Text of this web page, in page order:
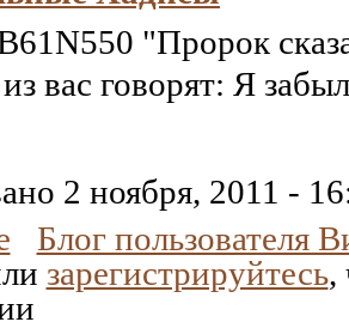
"Пророк
вас говорят: Я
2 ноября, 2011 -
Блог пользователя
зарегистрируйтесь,